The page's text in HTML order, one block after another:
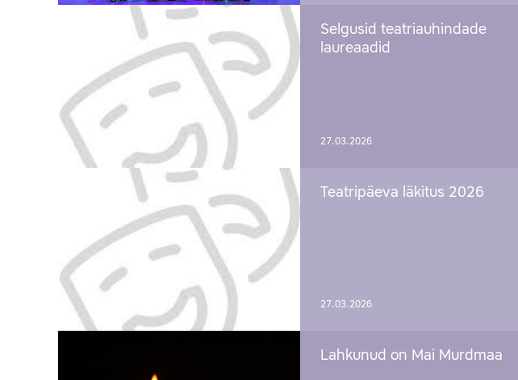
Selgusid teatriauhindade
laureaadid
27.03.2026
Teatripäeva läkitus 2026
27.03.2026
Lahkunud on Mai Murdmaa